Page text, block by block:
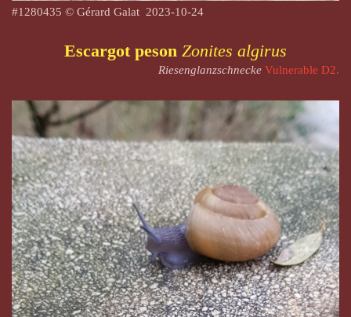
#1280435 © Gérard Galat 2023-10-24
Escargot peson Zonites algirus
Riesenglanzschnecke Vulnerable D2.